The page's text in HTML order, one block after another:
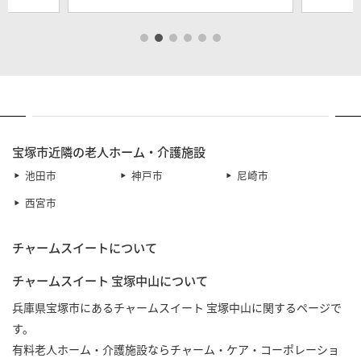
宝塚市近隣の老人ホーム・介護施設
池田市 神戸市
尼崎市
西宮市
チャームスイートについて
チャームスイート 宝塚中山について
兵庫県宝塚市にあるチャームスイート 宝塚中山に関するページで
す。
有料老人ホーム・介護施設ならチャーム・ケア・コーポレーショ